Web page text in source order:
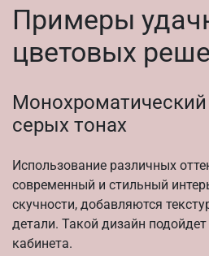
Примеры
цветовых
Монохроматический
серых тонах
Использование различных
современный и стильный
скучности, добавляются
детали. Такой дизайн
кабинета.